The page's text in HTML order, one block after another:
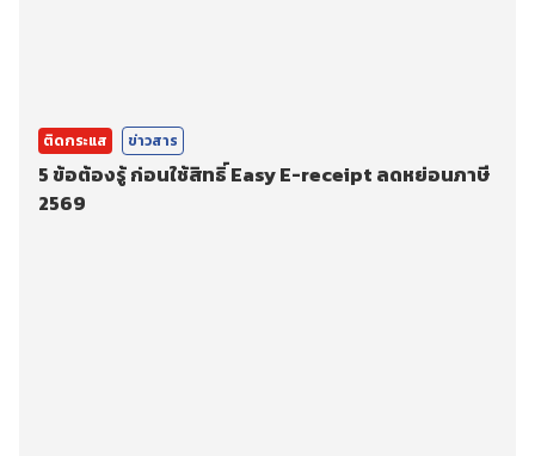
ติดกระแส ข่าวสาร
5 ข้อต้องรู้ ก่อนใช้สิทธิ์ Easy E-receipt ลดหย่อนภาษี
2569